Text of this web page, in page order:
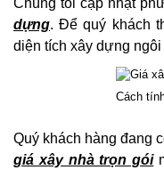
Chúng tôi cập nhật
dựng. Để quý khách
diện tích xây dựng
Cách
Quý khách hàng đang
giá xây nhà trọn gói